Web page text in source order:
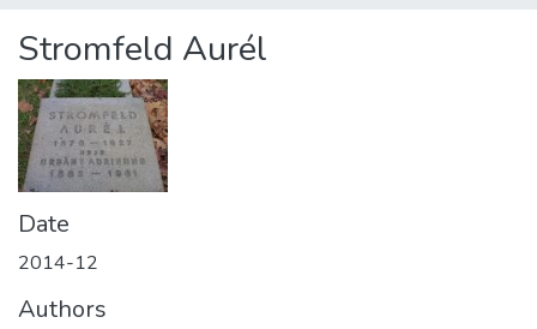
About us
Stromfeld Aurél
Date
2014-12
Authors